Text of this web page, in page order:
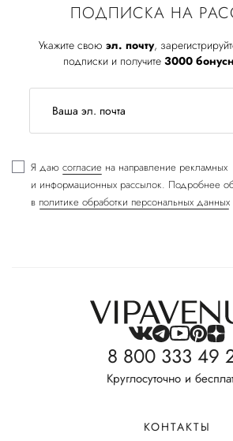
ПОДПИСКА НА
Укажите свою эл. почту,
подписки и получите 3000
Я даю согласие на направление рекламных
и информационных рассылок. Подробнее
в политике обработки персональных данных
8 800 333 49
Круглосуточно и
КОНТАКТЫ